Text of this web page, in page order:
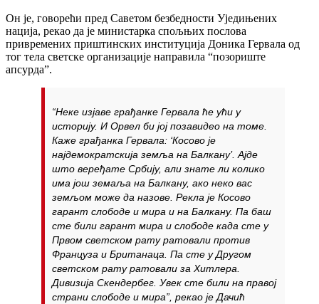
Он је, говорећи пред Саветом безбедности Уједињених
нација, рекао да је министарка спољњих послова
привремених приштинских институција Доника Гервала од
тог тела светске организације направила “позориште
апсурда”.
“Неке изјаве грађанке Гервала ће ући у
историју. И Орвел би јој позавидео на томе.
Каже грађанка Гервала: ‘Косово је
најдемократскија земља на Балкану’. Ајде
што веређате Србију, али знате ли колико
има још земаља на Балкану, ако неко вас
земљом може да назове. Рекла је Косово
гарант слободе и мира и на Балкану. Па баш
сте били гарант мира и слободе када сте у
Првом светском рату ратовали против
Француза и Британаца. Па сте у Другом
светском рату ратовали за Хитлера.
Дивизија Скендербег. Увек сте били на правој
страни слободе и мира”, рекао је Дачић